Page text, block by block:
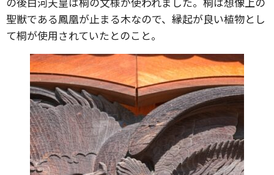
聖獣である鳳凰が止まる木なので、縁起が良い植物とし
て桐が使用されていたとのこと。